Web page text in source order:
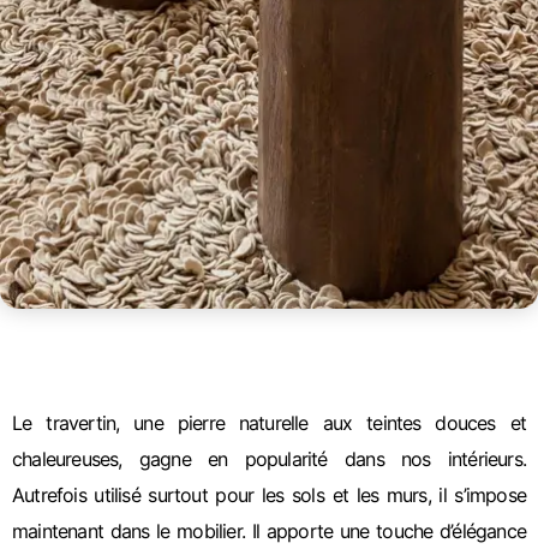
Le travertin, une pierre naturelle aux teintes douces et
chaleureuses, gagne en popularité dans nos intérieurs.
Autrefois utilisé surtout pour les sols et les murs, il s’impose
maintenant dans le mobilier. Il apporte une touche d’élégance